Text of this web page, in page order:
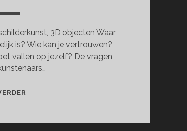
3D objecten Waar
is? Wie kan je vertrouwen?
vallen op jezelf? De vragen